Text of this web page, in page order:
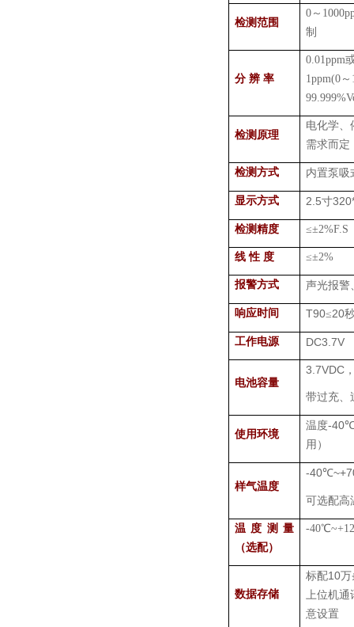
检测范围
0 ～
制
分 辨 率
0.01ppm
1ppm(0 ～
检测原理
电化学、
需求而定
检测方式 内置泵吸
显示方式 2.5寸
检测精度 ≤±
线 性 度 ≤±2%
报警方式 声光报警
响应时间 T90≤20
工作电源 DC3.7V
电池容量
3.7VDC
带过充、
使用环境
温度-40
用）
样气温度
-40℃
可选配高
温度测量
（选配）
-40℃
数据存储
标配10万
上位机通
意设置